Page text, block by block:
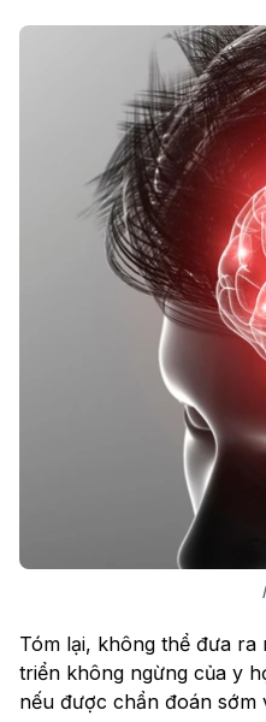
Tóm lại, không thể đưa
triển không ngừng của y
nếu được chẩn đoán sớm